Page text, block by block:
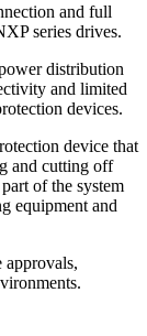
and full
series drives.
distribution
and limited
devices.
device that
and cutting off
of the system
equipment and